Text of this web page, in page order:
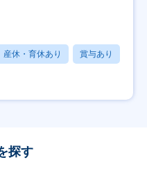
産休・育休あり 賞与あり
探す